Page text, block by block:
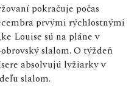
pokračuje počas
prvými rýchlostnými
Louise sú na pláne v
slalom. O týždeň
absolvujú lyžiarky v
slalom.